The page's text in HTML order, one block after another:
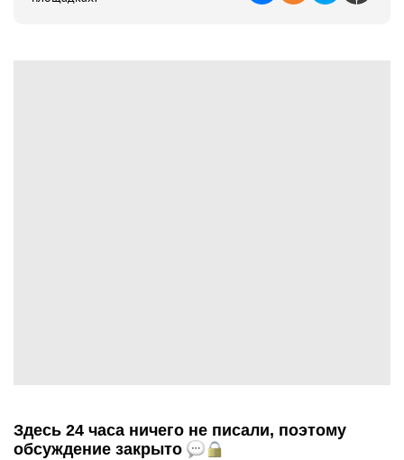
Здесь 24 часа ничего не писали, поэтому
обсуждение закрыто